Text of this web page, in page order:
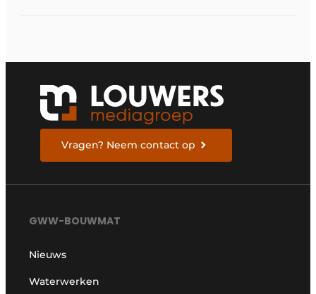
Vragen? Neem contact op
GWW-BOUWMAT
Nieuws
Waterwerken